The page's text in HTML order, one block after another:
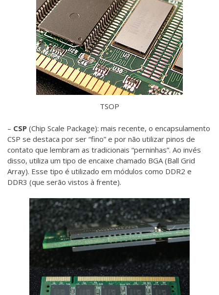
TSOP
– CSP (Chip Scale Package): mais recente, o encapsulamento
CSP se destaca por ser “fino” e por não utilizar pinos de
contato que lembram as tradicionais “perninhas”. Ao invés
disso, utiliza um tipo de encaixe chamado BGA (Ball Grid
Array). Esse tipo é utilizado em módulos como DDR2 e
DDR3 (que serão vistos à frente).